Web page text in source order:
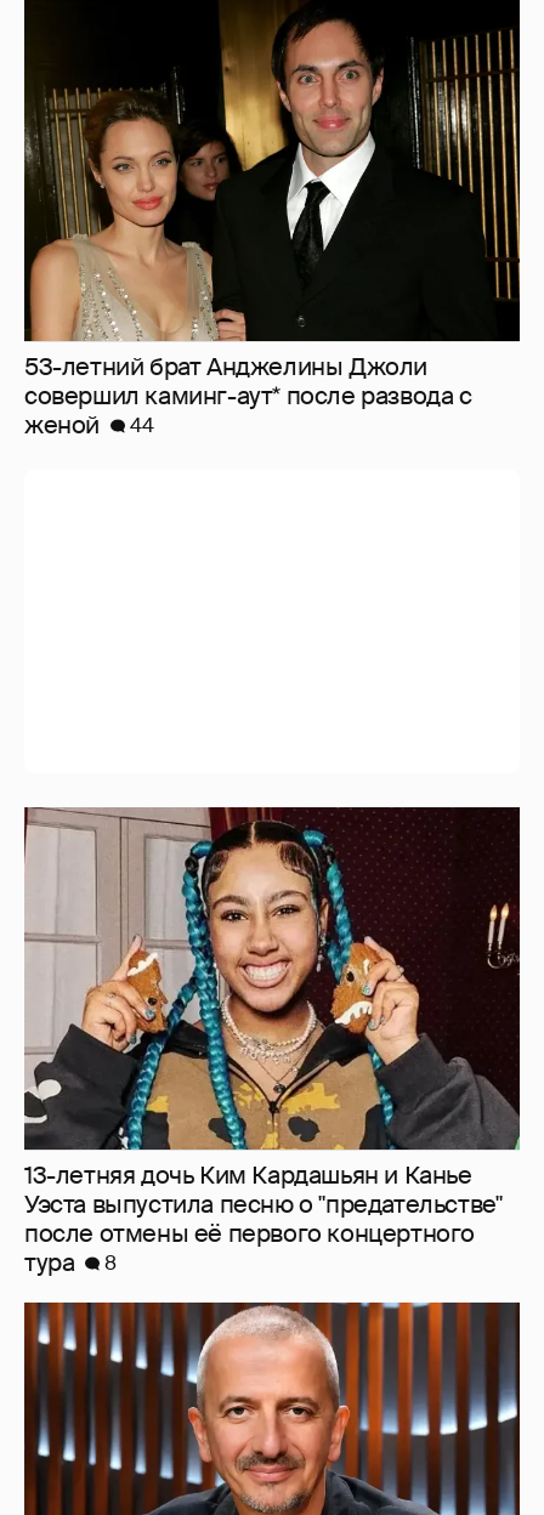
53-летний брат Анджелины Джоли
совершил каминг-аут* после развода с
женой
44
13-летняя дочь Ким Кардашьян и Канье
Уэста выпустила песню о "предательстве"
после отмены её первого концертного
8
Бояков, Певцов, Богомолов: в сети
обсуждают кандидатов на пост ректора
ГИТИСа после отставки Григория
Заславского
6